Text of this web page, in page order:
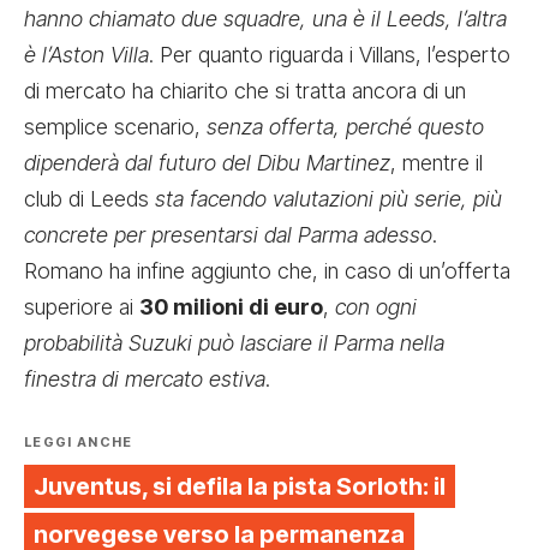
hanno chiamato due squadre, una è il Leeds, l’altra
è l’Aston Villa. Per quanto riguarda i Villans, l’esperto
di mercato ha chiarito che si tratta ancora di un
semplice scenario, senza offerta, perché questo
dipenderà dal futuro del Dibu Martinez, mentre il
club di Leeds sta facendo valutazioni più serie, più
concrete per presentarsi dal Parma adesso.
Romano ha infine aggiunto che, in caso di un’offerta
superiore ai 30 milioni di euro, con ogni
probabilità Suzuki può lasciare il Parma nella
finestra di mercato estiva.
LEGGI ANCHE
Juventus, si defila la pista Sorloth: il
norvegese verso la permanenza